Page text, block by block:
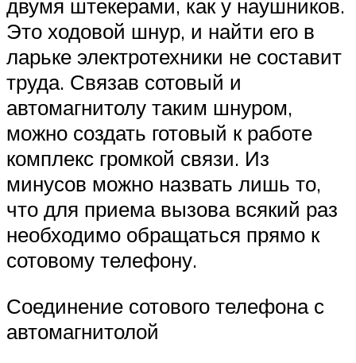
двумя штекерами, как у наушников.
Это ходовой шнур, и найти его в
ларьке электротехники не составит
труда. Связав сотовый и
автомагнитолу таким шнуром,
можно создать готовый к работе
комплекс громкой связи. Из
минусов можно назвать лишь то,
что для приема вызова всякий раз
необходимо обращаться прямо к
сотовому телефону.
Соединение сотового телефона с
автомагнитолой